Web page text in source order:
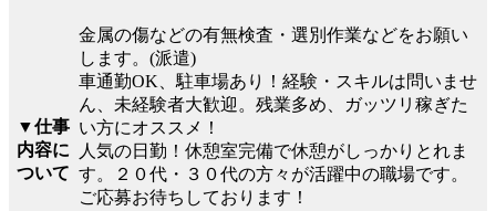
▼仕事
内容に
ついて
金属の傷などの有無検査・選別作業などをお願い
します。(派遣)
車通勤OK、駐車場あり！経験・スキルは問いませ
ん、未経験者大歓迎。残業多め、ガッツリ稼ぎた
い方にオススメ！
人気の日勤！休憩室完備で休憩がしっかりとれま
す。２０代・３０代の方々が活躍中の職場です。
ご応募お待ちしております！